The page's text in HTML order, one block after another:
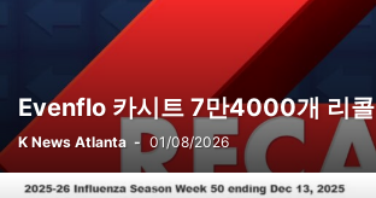
Evenflo 카시트 7만4000개 리콜
K News Atlanta - 01/08/2026